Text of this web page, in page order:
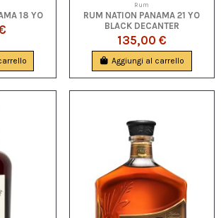
18 YO
Rum
RUM NATION PANAMA 21 YO
BLACK DECANTER
135,00 €
Aggiungi al carrello